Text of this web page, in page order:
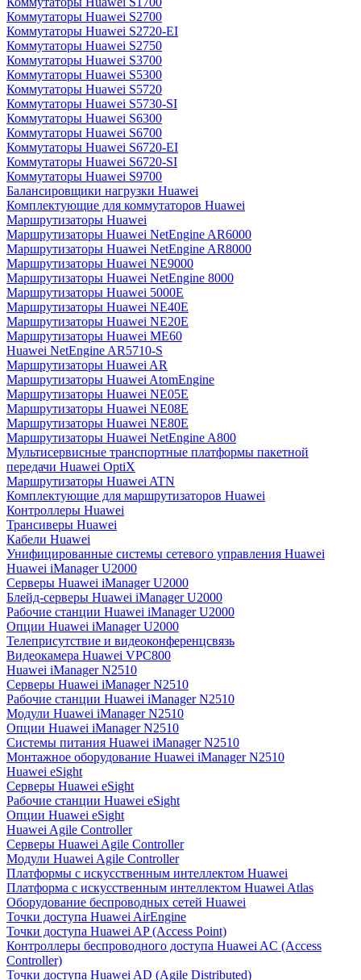
Коммутаторы Huawei S2700
Коммутаторы Huawei S2720-EI
Коммутаторы Huawei S2750
Коммутаторы Huawei S3700
Коммутаторы Huawei S5300
Коммутаторы Huawei S5720
Коммутаторы Huawei S5730-SI
Коммутаторы Huawei S6300
Коммутаторы Huawei S6700
Коммутаторы Huawei S6720-EI
Коммутаторы Huawei S6720-SI
Коммутаторы Huawei S9700
Балансировщики нагрузки Huawei
Комплектующие для коммутаторов Huawei
Маршрутизаторы Huawei
Маршрутизаторы Huawei NetEngine AR6000
Маршрутизаторы Huawei NetEngine AR8000
Маршрутизаторы Huawei NE9000
Маршрутизаторы Huawei NetEngine 8000
Маршрутизаторы Huawei 5000E
Маршрутизаторы Huawei NE40E
Маршрутизаторы Huawei NE20E
Маршрутизаторы Huawei ME60
Huawei NetEngine AR5710-S
Маршрутизаторы Huawei AR
Маршрутизаторы Huawei AtomEngine
Маршрутизаторы Huawei NE05E
Маршрутизаторы Huawei NE08E
Маршрутизаторы Huawei NE80E
Маршрутизаторы Huawei NetEngine A800
Мультисервисные транспортные платформы пакетной
передачи Huawei OptiX
Маршрутизаторы Huawei ATN
Комплектующие для маршрутизаторов Huawei
Контроллеры Huawei
Трансиверы Huawei
Кабели Huawei
Унифицированные системы сетевого управления Huawei
Huawei iManager U2000
Серверы Huawei iManager U2000
Блейд-серверы Huawei iManager U2000
Рабочие станции Huawei iManager U2000
Опции Huawei iManager U2000
Телеприсутствие и видеоконференцсвязь
Видеокамера Huawei VPC800
Huawei iManager N2510
Серверы Huawei iManager N2510
Рабочие станции Huawei iManager N2510
Модули Huawei iManager N2510
Опции Huawei iManager N2510
Системы питания Huawei iManager N2510
Монтажное оборудование Huawei iManager N2510
Huawei eSight
Серверы Huawei eSight
Рабочие станции Huawei eSight
Опции Huawei eSight
Huawei Agile Controller
Серверы Huawei Agile Controller
Модули Huawei Agile Controller
Платформы с искусственным интеллектом Huawei
Платформа с искусственным интеллектом Huawei Atlas
Оборудование беспроводных сетей Huawei
Точки доступа Huawei AirEngine
Точки доступа Huawei AP (Access Point)
Контроллеры беспроводного доступа Huawei AC (Access
Controller)
Точки доступа Huawei AD (Agile Distributed)